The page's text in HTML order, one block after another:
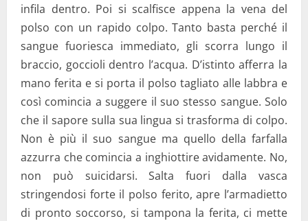
infila dentro. Poi si scalfisce appena la vena del
polso con un rapido colpo. Tanto basta perché il
sangue fuoriesca immediato, gli scorra lungo il
braccio, goccioli dentro l’acqua. D’istinto afferra la
mano ferita e si porta il polso tagliato alle labbra e
così comincia a suggere il suo stesso sangue. Solo
che il sapore sulla sua lingua si trasforma di colpo.
Non è più il suo sangue ma quello della farfalla
azzurra che comincia a inghiottire avidamente. No,
non può suicidarsi. Salta fuori dalla vasca
stringendosi forte il polso ferito, apre l’armadietto
di pronto soccorso, si tampona la ferita, ci mette